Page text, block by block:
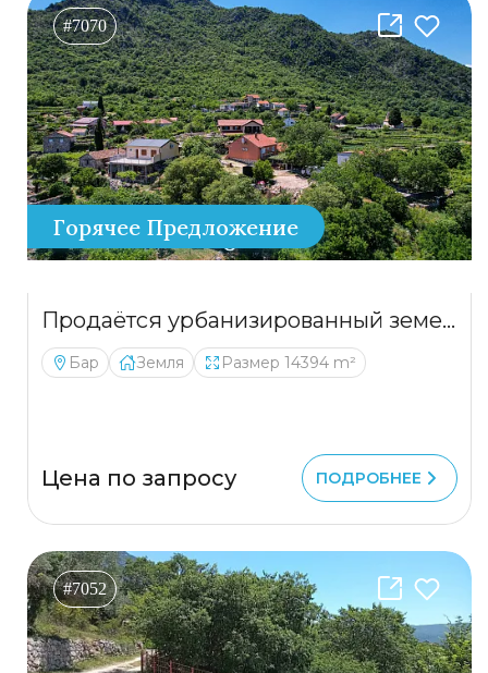
#7070
Горячее Предложение
Продаётся урбанизированный земельный участок расположенный в самом сердце Црмницы
Бар Земля Размер 14394 m²
Цена по запросу ПОДРОБНЕЕ
#7052